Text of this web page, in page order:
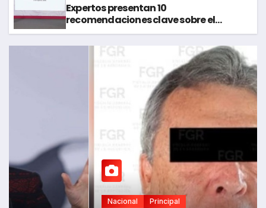
Expertos presentan 10
recomendaciones clave sobre el
fracking en México
Nacional Principal